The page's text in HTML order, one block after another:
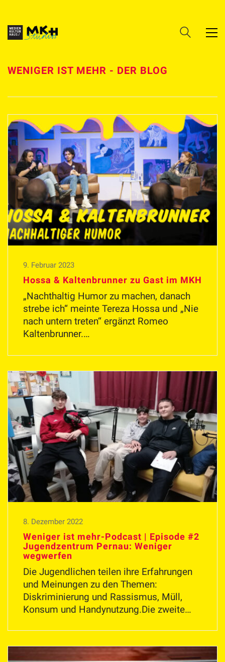
WENIGER IST MEHR - DER BLOG
9. Februar 2023
Hossa & Kaltenbrunner zu Gast im MKH
„Nachthaltig Humor zu machen, danach
strebe ich“ meinte Tereza Hossa und „Nie
nach untern treten“ ergänzt Romeo
Kaltenbrunner.…
8. Dezember 2022
Weniger ist mehr-Podcast | Episode #2
Jugendzentrum Pernau: Weniger
wegwerfen
Die Jugendlichen teilen ihre Erfahrungen
und Meinungen zu den Themen:
Diskriminierung und Rassismus, Müll,
Konsum und Handynutzung.Die zweite…